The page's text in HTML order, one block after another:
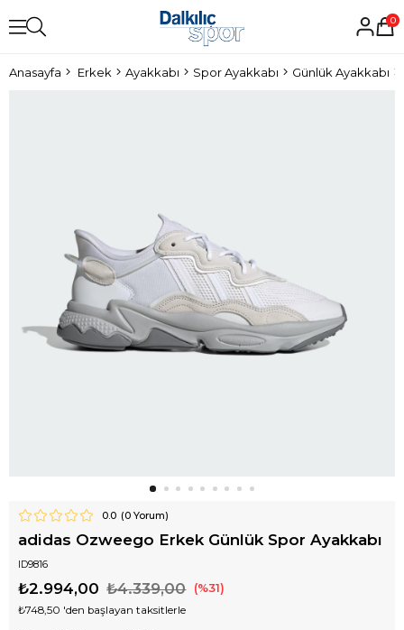
0
Anasayfa Erkek Ayakkabı Spor Ayakkabı Günlük Ayakkabı
0.0 (0Yorum)
adidas Ozweego Erkek Günlük Spor Ayakkabı
ID9816
₺4.339,00
₺2.994,00 31
₺748,50 'den başlayan taksitlerle